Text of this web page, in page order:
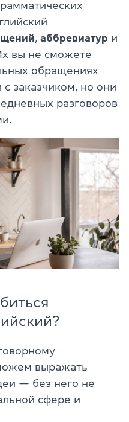
аббревиатур и
вы не сможете
обращениях
заказчиком, но они
разговоров
выражать
— без него не
сфере и